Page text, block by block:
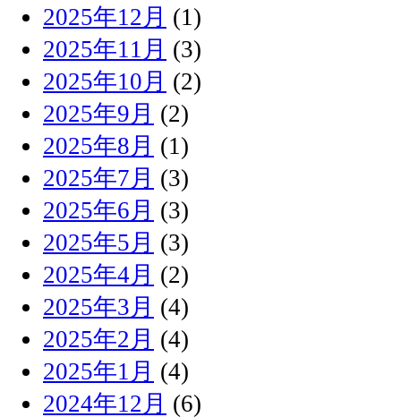
2025年12月 (1)
2025年11月 (3)
2025年10月 (2)
2025年9月 (2)
2025年8月 (1)
2025年7月 (3)
2025年6月 (3)
2025年5月 (3)
2025年4月 (2)
2025年3月 (4)
2025年2月 (4)
2025年1月 (4)
2024年12月 (6)